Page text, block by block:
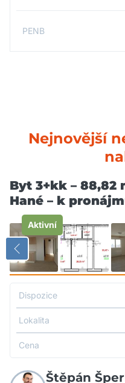
PENB
Nejnovější
Byt 3+kk – 88,82 m2 – Ivanovice na
Hané – k
Aktivní
Dispozice
Lokalita
Cena
Štěpán